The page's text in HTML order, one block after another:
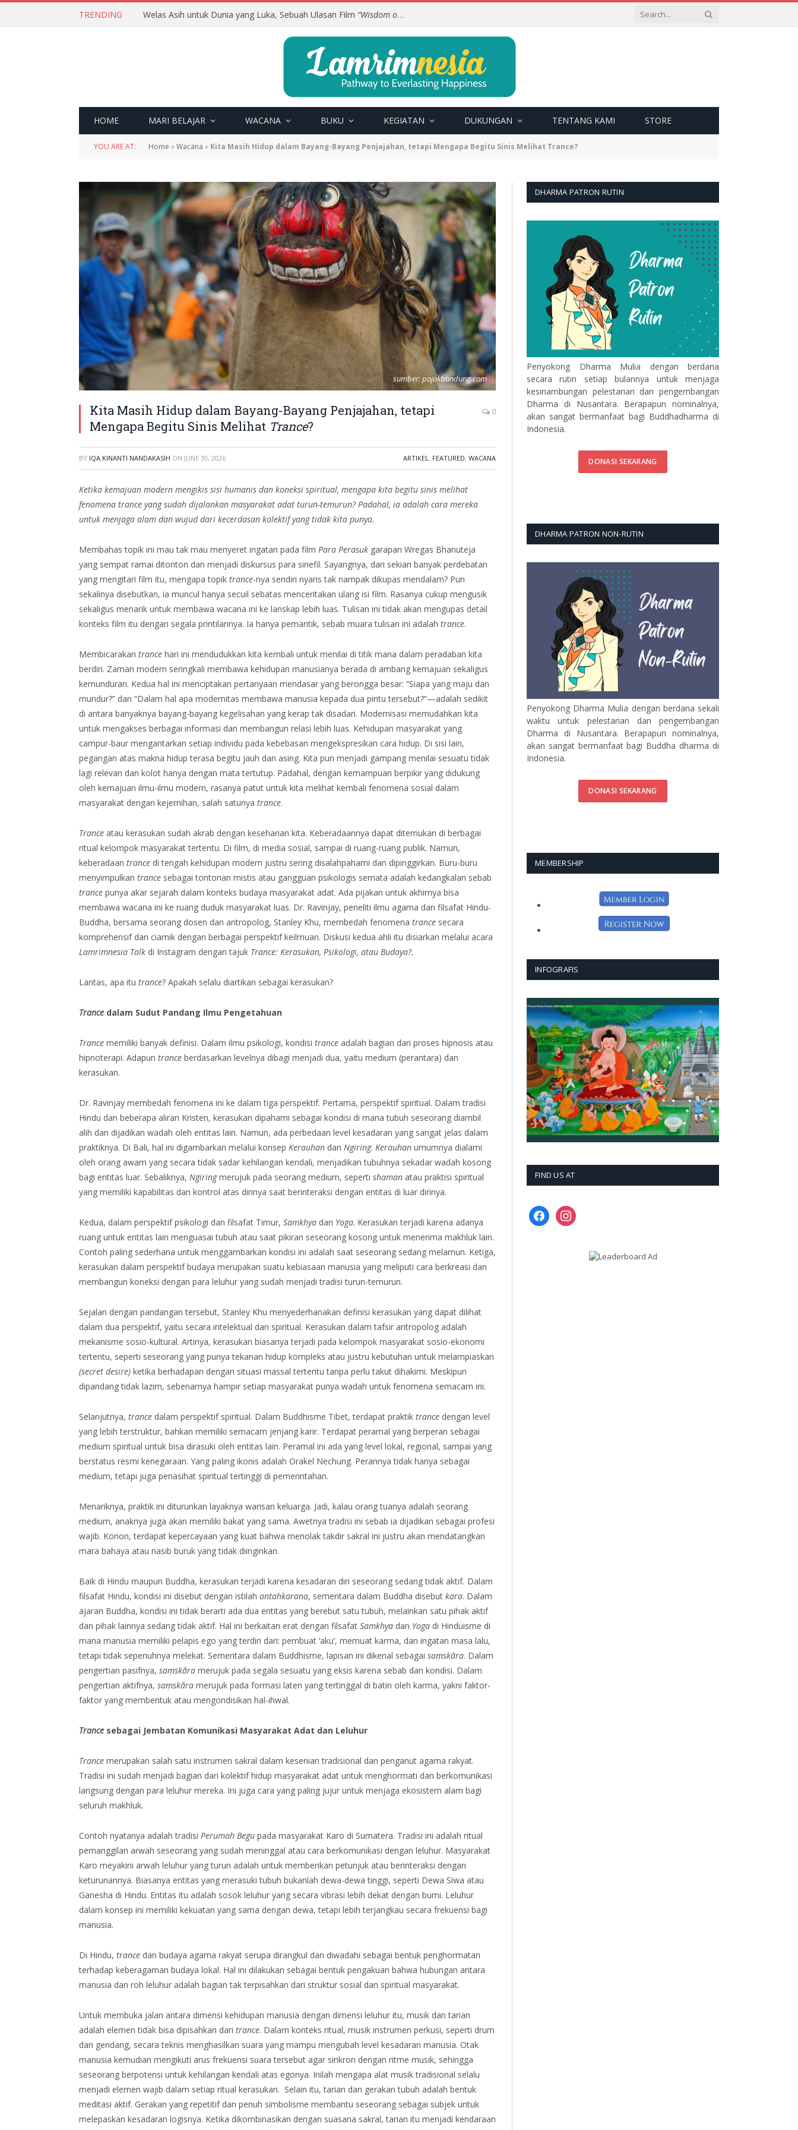
TRENDING Welas Asih untuk Dunia yang Luka, Sebuah Ulasan Film “Wisdom of Happiness”
HOME MARI BELAJAR WACANA BUKU KEGIATAN DUKUNGAN TENTANG KAMI STORE
YOU ARE AT: Home »Wacana » Kita Masih Hidup dalam Bayang-Bayang Penjajahan, tetapi Mengapa Begitu Sinis Melihat Trance?
sumber: pojokbandung.com
Kita Masih Hidup dalam Bayang-Bayang Penjajahan, tetapi
Mengapa Begitu Sinis Melihat Trance?
0
BY IQA KINANTI NANDAKASIH ON JUNE 30, 2026 ARTIKEL, FEATURED, WACANA
Ketika kemajuan modern mengikis sisi humanis dan koneksi spiritual, mengapa kita begitu sinis melihat
fenomena trance yang sudah dijalankan masyarakat adat turun-temurun? Padahal, ia adalah cara mereka
untuk menjaga alam dan wujud dari kecerdasan kolektif yang tidak kita punya.
Membahas topik ini mau tak mau menyeret ingatan pada film Para Perasuk garapan Wregas Bhanuteja
yang sempat ramai ditonton dan menjadi diskursus para sinefil. Sayangnya, dari sekian banyak perdebatan
yang mengitari film itu, mengapa topik trance-nya sendiri nyaris tak nampak dikupas mendalam? Pun
sekalinya disebutkan, ia muncul hanya secuil sebatas menceritakan ulang isi film. Rasanya cukup mengusik
sekaligus menarik untuk membawa wacana ini ke lanskap lebih luas. Tulisan ini tidak akan mengupas detail
konteks film itu dengan segala printilannya. Ia hanya pemantik, sebab muara tulisan ini adalah trance.
Membicarakan trance hari ini mendudukkan kita kembali untuk menilai di titik mana dalam peradaban kita
berdiri. Zaman modern seringkali membawa kehidupan manusianya berada di ambang kemajuan sekaligus
kemunduran. Kedua hal ini menciptakan pertanyaan mendasar yang berongga besar: “Siapa yang maju dan
mundur?” dan “Dalam hal apa modernitas membawa manusia kepada dua pintu tersebut?”—adalah sedikit
di antara banyaknya bayang-bayang kegelisahan yang kerap tak disadari. Modernisasi memudahkan kita
untuk mengakses berbagai informasi dan membangun relasi lebih luas. Kehidupan masyarakat yang
campur-baur mengantarkan setiap individu pada kebebasan mengekspresikan cara hidup. Di sisi lain,
pegangan atas makna hidup terasa begitu jauh dan asing. Kita pun menjadi gampang menilai sesuatu tidak
lagi relevan dan kolot hanya dengan mata tertutup. Padahal, dengan kemampuan berpikir yang didukung
oleh kemajuan ilmu-ilmu modern, rasanya patut untuk kita melihat kembali fenomena sosial dalam
masyarakat dengan kejernihan, salah satunya trance.
Trance atau kerasukan sudah akrab dengan keseharian kita. Keberadaannya dapat ditemukan di berbagai
ritual kelompok masyarakat tertentu. Di film, di media sosial, sampai di ruang-ruang publik. Namun,
keberadaan trance di tengah kehidupan modern justru sering disalahpahami dan dipinggirkan. Buru-buru
menyimpulkan trance sebagai tontonan mistis atau gangguan psikologis semata adalah kedangkalan sebab
trance punya akar sejarah dalam konteks budaya masyarakat adat. Ada pijakan untuk akhirnya bisa
membawa wacana ini ke ruang duduk masyarakat luas. Dr. Ravinjay, peneliti ilmu agama dan filsafat Hindu-
Buddha, bersama seorang dosen dan antropolog, Stanley Khu, membedah fenomena trance secara
komprehensif dan ciamik dengan berbagai perspektif keilmuan. Diskusi kedua ahli itu disiarkan melalui acara
Lamrimnesia Talk di Instagram dengan tajuk Trance: Kerasukan, Psikologi, atau Budaya?.
Lantas, apa itu trance? Apakah selalu diartikan sebagai kerasukan?
Trance dalam Sudut Pandang Ilmu Pengetahuan
Trance memiliki banyak definisi. Dalam ilmu psikologi, kondisi trance adalah bagian dari proses hipnosis atau
hipnoterapi. Adapun trance berdasarkan levelnya dibagi menjadi dua, yaitu medium (perantara) dan
kerasukan.
Dr. Ravinjay membedah fenomena ini ke dalam tiga perspektif. Pertama, perspektif spiritual. Dalam tradisi
Hindu dan beberapa aliran Kristen, kerasukan dipahami sebagai kondisi di mana tubuh seseorang diambil
alih dan dijadikan wadah oleh entitas lain. Namun, ada perbedaan level kesadaran yang sangat jelas dalam
praktiknya. Di Bali, hal ini digambarkan melalui konsep Kerauhan dan Ngiring. Kerauhan umumnya dialami
oleh orang awam yang secara tidak sadar kehilangan kendali, menjadikan tubuhnya sekadar wadah kosong
bagi entitas luar. Sebaliknya, Ngiringmerujuk pada seorang medium, seperti shaman atau praktisi spiritual
yang memiliki kapabilitas dan kontrol atas dirinya saat berinteraksi dengan entitas di luar dirinya.
Kedua, dalam perspektif psikologi dan filsafat Timur, Samkhya dan Yoga. Kerasukan terjadi karena adanya
ruang untuk entitas lain menguasai tubuh atau saat pikiran seseorang kosong untuk menerima makhluk lain.
Contoh paling sederhana untuk menggambarkan kondisi ini adalah saat seseorang sedang melamun. Ketiga,
kerasukan dalam perspektif budaya merupakan suatu kebiasaan manusia yang meliputi cara berkreasi dan
membangun koneksi dengan para leluhur yang sudah menjadi tradisi turun-temurun.
Sejalan dengan pandangan tersebut, Stanley Khu menyederhanakan definisi kerasukan yang dapat dilihat
dalam dua perspektif, yaitu secara intelektual dan spiritual. Kerasukan dalam tafsir antropolog adalah
mekanisme sosio-kultural. Artinya, kerasukan biasanya terjadi pada kelompok masyarakat sosio-ekonomi
tertentu, seperti seseorang yang punya tekanan hidup kompleks atau justru kebutuhan untuk melampiaskan
(secret desire) ketika berhadapan dengan situasi massal tertentu tanpa perlu takut dihakimi. Meskipun
dipandang tidak lazim, sebenarnya hampir setiap masyarakat punya wadah untuk fenomena semacam ini.
Selanjutnya, trance dalam perspektif spiritual. Dalam Buddhisme Tibet, terdapat praktik trance dengan level
yang lebih terstruktur, bahkan memiliki semacam jenjang karir. Terdapat peramal yang berperan sebagai
medium spiritual untuk bisa dirasuki oleh entitas lain. Peramal ini ada yang level lokal, regional, sampai yang
berstatus resmi kenegaraan. Yang paling ikonis adalah Orakel Nechung. Perannya tidak hanya sebagai
medium, tetapi juga penasihat spiritual tertinggi di pemerintahan.
Menariknya, praktik ini diturunkan layaknya warisan keluarga. Jadi, kalau orang tuanya adalah seorang
medium, anaknya juga akan memiliki bakat yang sama. Awetnya tradisi ini sebab ia dijadikan sebagai profesi
wajib. Konon, terdapat kepercayaan yang kuat bahwa menolak takdir sakral ini justru akan mendatangkan
mara bahaya atau nasib buruk yang tidak diinginkan.
Baik di Hindu maupun Buddha, kerasukan terjadi karena kesadaran diri seseorang sedang tidak aktif. Dalam
filsafat Hindu, kondisi ini disebut dengan istilah antahkarana, sementara dalam Buddha disebut kara. Dalam
ajaran Buddha, kondisi ini tidak berarti ada dua entitas yang berebut satu tubuh, melainkan satu pihak aktif
dan pihak lainnya sedang tidak aktif. Hal ini berkaitan erat dengan filsafat Samkhya dan Yoga di Hinduisme di
mana manusia memiliki pelapis ego yang terdiri dari: pembuat ‘aku’, memuat karma, dan ingatan masa lalu,
tetapi tidak sepenuhnya melekat. Sementara dalam Buddhisme, lapisan ini dikenal sebagai saṃskāra. Dalam
pengertian pasifnya, saṃskāra merujuk pada segala sesuatu yang eksis karena sebab dan kondisi. Dalam
pengertian aktifnya, saṃskāra merujuk pada formasi laten yang tertinggal di batin oleh karma, yakni faktor-
faktor yang membentuk atau mengondisikan hal-ihwal.
Trance sebagai Jembatan Komunikasi Masyarakat Adat dan Leluhur
Trance merupakan salah satu instrumen sakral dalam kesenian tradisional dan penganut agama rakyat.
Tradisi ini sudah menjadi bagian dari kolektif hidup masyarakat adat untuk menghormati dan berkomunikasi
langsung dengan para leluhur mereka. Ini juga cara yang paling jujur untuk menjaga ekosistem alam bagi
seluruh makhluk.
Contoh nyatanya adalah tradisi Perumah Begu pada masyarakat Karo di Sumatera. Tradisi ini adalah ritual
pemanggilan arwah seseorang yang sudah meninggal atau cara berkomunikasi dengan leluhur. Masyarakat
Karo meyakini arwah leluhur yang turun adalah untuk memberikan petunjuk atau berinteraksi dengan
keturunannya. Biasanya entitas yang merasuki tubuh bukanlah dewa-dewa tinggi, seperti Dewa Siwa atau
Ganesha di Hindu. Entitas itu adalah sosok leluhur yang secara vibrasi lebih dekat dengan bumi. Leluhur
dalam konsep ini memiliki kekuatan yang sama dengan dewa, tetapi lebih terjangkau secara frekuensi bagi
manusia.
Di Hindu, trance dan budaya agama rakyat serupa dirangkul dan diwadahi sebagai bentuk penghormatan
terhadap keberagaman budaya lokal. Hal ini dilakukan sebagai bentuk pengakuan bahwa hubungan antara
manusia dan roh leluhur adalah bagian tak terpisahkan dari struktur sosial dan spiritual masyarakat.
Untuk membuka jalan antara dimensi kehidupan manusia dengan dimensi leluhur itu, musik dan tarian
adalah elemen tidak bisa dipisahkan dari trance. Dalam konteks ritual, musik instrumen perkusi, seperti drum
dan gendang, secara teknis menghasilkan suara yang mampu mengubah level kesadaran manusia. Otak
manusia kemudian mengikuti arus frekuensi suara tersebut agar sinkron dengan ritme musik, sehingga
seseorang berpotensi untuk kehilangan kendali atas egonya. Inilah mengapa alat musik tradisional selalu
menjadi elemen wajib dalam setiap ritual kerasukan. Selain itu, tarian dan gerakan tubuh adalah bentuk
meditasi aktif. Gerakan yang repetitif dan penuh simbolisme membantu seseorang sebagai subjek untuk
melepaskan kesadaran logisnya. Ketika dikombinasikan dengan suasana sakral, tarian itu menjadi kendaraan
DHARMA PATRON RUTIN
Penyokong Dharma Mulia dengan berdana
secara rutin setiap bulannya untuk menjaga
kesinambungan pelestarian dan pengembangan
Dharma di Nusantara. Berapapun nominalnya,
akan sangat bermanfaat bagi Buddhadharma di
Indonesia.
DONASI SEKARANG
DHARMA PATRON NON-RUTIN
Penyokong Dharma Mulia dengan berdana sekali
waktu untuk pelestarian dan pengembangan
Dharma di Nusantara. Berapapun nominalnya,
akan sangat bermanfaat bagi Buddha dharma di
Indonesia.
DONASI SEKARANG
MEMBERSHIP
INFOGRAFIS
FIND US AT
facebookinstagram